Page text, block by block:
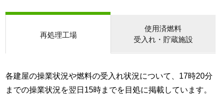
再処理工場
使用済燃料
受入れ・貯蔵施設
各建屋の操業状況や燃料の受入れ状況について、17時20分
までの操業状況を翌日15時までを目処に掲載しています。